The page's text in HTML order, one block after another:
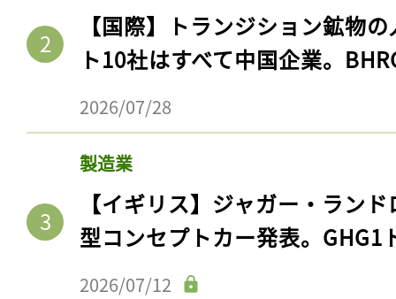
【国際】トランジション鉱物
ト10社はすべて中国企業。
2026/07/28
製造業
【イギリス】ジャガー・ラン
型コンセプトカー発表。GHG1
2026/07/12